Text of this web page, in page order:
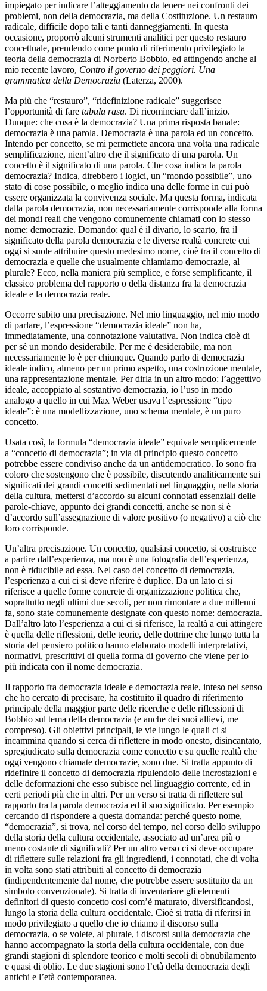
impiegato per indicare l’atteggiamento da tenere nei confronti dei
problemi, non della democrazia, ma della Costituzione. Un restauro
radicale, difficile dopo tali e tanti danneggiamenti. In questa
occasione, proporrò alcuni strumenti analitici per questo restauro
concettuale, prendendo come punto di riferimento privilegiato la
teoria della democrazia di Norberto Bobbio, ed attingendo anche al
mio recente lavoro, Contro il governo dei peggiori. Una
grammatica della Democrazia (Laterza, 2000).
Ma più che “restauro”, “ridefinizione radicale” suggerisce
l’opportunità di fare tabula rasa. Di ricominciare dall’inizio.
Dunque: che cosa è la democrazia? Una prima risposta banale:
democrazia è una parola. Democrazia è una parola ed un concetto.
Intendo per concetto, se mi permettete ancora una volta una radicale
semplificazione, nient’altro che il significato di una parola. Un
concetto è il significato di una parola. Che cosa indica la parola
democrazia? Indica, direbbero i logici, un “mondo possibile”, uno
stato di cose possibile, o meglio indica una delle forme in cui può
essere organizzata la convivenza sociale. Ma questa forma, indicata
dalla parola democrazia, non necessariamente corrisponde alla forma
dei mondi reali che vengono comunemente chiamati con lo stesso
nome: democrazie. Domando: qual è il divario, lo scarto, fra il
significato della parola democrazia e le diverse realtà concrete cui
oggi si suole attribuire questo medesimo nome, cioè tra il concetto di
democrazia e quelle che usualmente chiamiamo democrazie, al
plurale? Ecco, nella maniera più semplice, e forse semplificante, il
classico problema del rapporto o della distanza fra la democrazia
ideale e la democrazia reale.
Occorre subito una precisazione. Nel mio linguaggio, nel mio modo
di parlare, l’espressione “democrazia ideale” non ha,
immediatamente, una connotazione valutativa. Non indica cioè di
per sé un mondo desiderabile. Per me è desiderabile, ma non
necessariamente lo è per chiunque. Quando parlo di democrazia
ideale indico, almeno per un primo aspetto, una costruzione mentale,
una rappresentazione mentale. Per dirla in un altro modo: l’aggettivo
ideale, accoppiato al sostantivo democrazia, io l’uso in modo
analogo a quello in cui Max Weber usava l’espressione “tipo
ideale”: è una modellizzazione, uno schema mentale, è un puro
concetto.
Usata così, la formula “democrazia ideale” equivale semplicemente
a “concetto di democrazia”; in via di principio questo concetto
potrebbe essere condiviso anche da un antidemocratico. Io sono fra
coloro che sostengono che è possibile, discutendo analiticamente sui
significati dei grandi concetti sedimentati nel linguaggio, nella storia
della cultura, mettersi d’accordo su alcuni connotati essenziali delle
parole-chiave, appunto dei grandi concetti, anche se non si è
d’accordo sull’assegnazione di valore positivo (o negativo) a ciò che
loro corrisponde.
Un’altra precisazione. Un concetto, qualsiasi concetto, si costruisce
a partire dall’esperienza, ma non è una fotografia dell’esperienza,
non è riducibile ad essa. Nel caso del concetto di democrazia,
l’esperienza a cui ci si deve riferire è duplice. Da un lato ci si
riferisce a quelle forme concrete di organizzazione politica che,
soprattutto negli ultimi due secoli, per non rimontare a due millenni
fa, sono state comunemente designate con questo nome: democrazia.
Dall’altro lato l’esperienza a cui ci si riferisce, la realtà a cui attingere
è quella delle riflessioni, delle teorie, delle dottrine che lungo tutta la
storia del pensiero politico hanno elaborato modelli interpretativi,
normativi, prescrittivi di quella forma di governo che viene per lo
più indicata con il nome democrazia.
Il rapporto fra democrazia ideale e democrazia reale, inteso nel senso
che ho cercato di precisare, ha costituito il quadro di riferimento
principale della maggior parte delle ricerche e delle riflessioni di
Bobbio sul tema della democrazia (e anche dei suoi allievi, me
compreso). Gli obiettivi principali, le vie lungo le quali ci si
incammina quando si cerca di riflettere in modo onesto, disincantato,
spregiudicato sulla democrazia come concetto e su quelle realtà che
oggi vengono chiamate democrazie, sono due. Si tratta appunto di
ridefinire il concetto di democrazia ripulendolo delle incrostazioni e
delle deformazioni che esso subisce nel linguaggio corrente, ed in
certi periodi più che in altri. Per un verso si tratta di riflettere sul
rapporto tra la parola democrazia ed il suo significato. Per esempio
cercando di rispondere a questa domanda: perché questo nome,
“democrazia”, si trova, nel corso del tempo, nel corso dello sviluppo
della storia della cultura occidentale, associato ad un’area più o
meno costante di significati? Per un altro verso ci si deve occupare
di riflettere sulle relazioni fra gli ingredienti, i connotati, che di volta
in volta sono stati attribuiti al concetto di democrazia
(indipendentemente dal nome, che potrebbe essere sostituito da un
simbolo convenzionale). Si tratta di inventariare gli elementi
definitori di questo concetto così com’è maturato, diversificandosi,
lungo la storia della cultura occidentale. Cioè si tratta di riferirsi in
modo privilegiato a quello che io chiamo il discorso sulla
democrazia, o se volete, al plurale, i discorsi sulla democrazia che
hanno accompagnato la storia della cultura occidentale, con due
grandi stagioni di splendore teorico e molti secoli di obnubilamento
e quasi di oblio. Le due stagioni sono l’età della democrazia degli
antichi e l’età contemporanea.